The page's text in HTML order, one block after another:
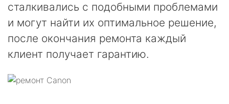
сталкивались с подобными проблемами
и могут найти их оптимальное решение,
после окончания ремонта каждый
клиент получает гарантию.